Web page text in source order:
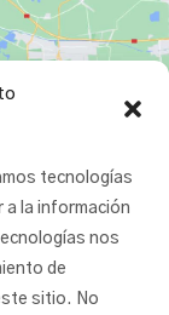
tecnologías
a la información
nos
de
sitio. No